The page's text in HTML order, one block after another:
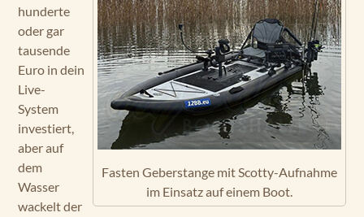
Fasten Geberstange mit Scotty-Aufnahme
im Einsatz auf einem Boot.
hunderte
oder gar
tausende
Euro in dein
Live-
System
investiert,
aber auf
dem
Wasser
wackelt der